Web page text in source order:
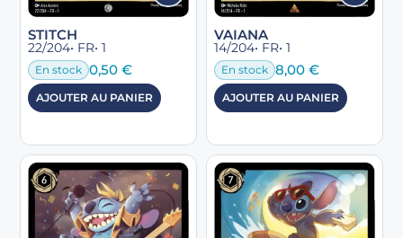
STITCH
22/204• FR• 1
En stock 0,50€
AJOUTER AU PANIER
VAIANA
14/204• FR• 1
En stock 8,00 €
AJOUTER AU PANIER